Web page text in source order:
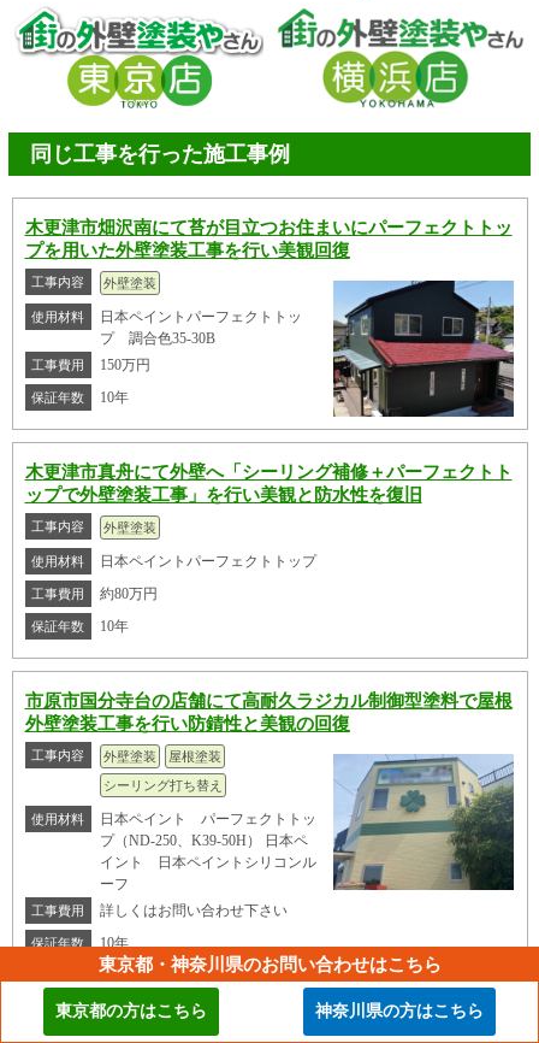
同じ工事を行った施工事例
木更津市畑沢南にて苔が目立つお住まいにパーフェクトトッ
プを用いた外壁塗装工事を行い美観回復
工事内容 外壁塗装
使用材料
日本ペイントパーフェクトトッ
プ 調合色35-30B
工事費用 150万円
保証年数 10年
木更津市真舟にて外壁へ「シーリング補修＋パーフェクトト
ップで外壁塗装工事」を行い美観と防水性を復旧
工事内容 外壁塗装
使用材料 日本ペイントパーフェクトトップ
工事費用 約80万円
保証年数 10年
市原市国分寺台の店舗にて高耐久ラジカル制御型塗料で屋根
外壁塗装工事を行い防錆性と美観の回復
工事内容 外壁塗装
屋根塗装
シーリング打ち替え
使用材料
日本ペイント パーフェクトトッ
プ（ND-250、K39-50H） 日本ペ
イント 日本ペイントシリコンル
ーフ
工事費用 詳しくはお問い合わせ下さい
保証年数 10年
その他の施工事例はこちら
東京都・神奈川県のお問い合わせはこちら
東京都の方はこちら 神奈川県の方はこちら